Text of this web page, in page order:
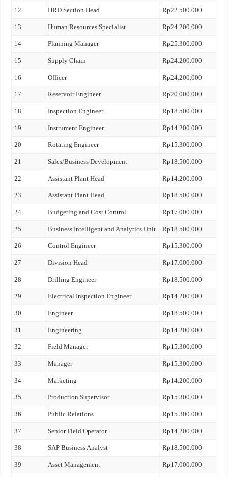
12 HRD Section Head Rp22.500.000
13 Human Resources Specialist Rp24.200.000
14 Planning Manager Rp25.300.000
15 Supply Chain Rp24.200.000
16 Officer Rp24.200.000
17 Reservoir Engineer Rp20.000.000
18 Inspection Engineer Rp18.500.000
19 Instrument Engineer Rp14.200.000
20 Rotating Engineer Rp15.300.000
21 Sales/Business Development Rp18.500.000
22 Assistant Plant Head Rp14.200.000
23 Assistant Plant Head Rp18.500.000
24 Budgeting and Cost Control Rp17.000.000
25 Business Intelligent and Analytics Unit Rp18.500.000
26 Control Engineer Rp15.300.000
27 Division Head Rp17.000.000
28 Drilling Engineer Rp18.500.000
29 Electrical Inspection Engineer Rp14.200.000
30 Engineer Rp18.500.000
31 Engineering Rp14.200.000
32 Field Manager Rp15.300.000
33 Manager Rp15.300.000
34 Marketing Rp14.200.000
35 Production Supervisor Rp15.300.000
36 Public Relations Rp15.300.000
37 Senior Field Operator Rp14.200.000
38 SAP Business Analyst Rp18.500.000
39 Asset Management Rp17.000.000